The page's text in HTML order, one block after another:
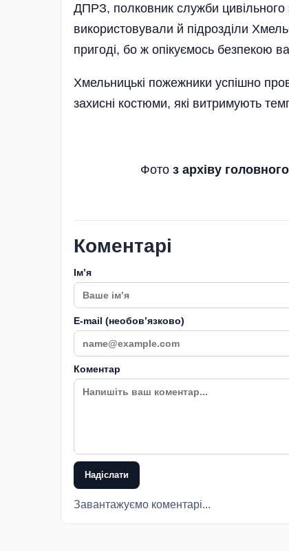
ДПРЗ, полковник служби цивільного
використовували й підрозділи
пригоді, бо ж опікуємось безпекою
Хмельницькі пожежники успішно
захисні костюми, які витримують
Фото з архіву
Коментарі
Імʼя
E-mail (необовʼязково)
Коментар
Надіслати
Завантажуємо коментарі...